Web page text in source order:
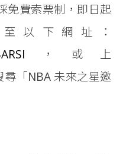
免費索票制，即日起
以下網址：
，或上
「NBA 未來之星邀